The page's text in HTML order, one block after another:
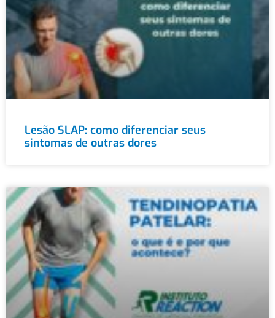
Lesão SLAP: como diferenciar seus
sintomas de outras dores